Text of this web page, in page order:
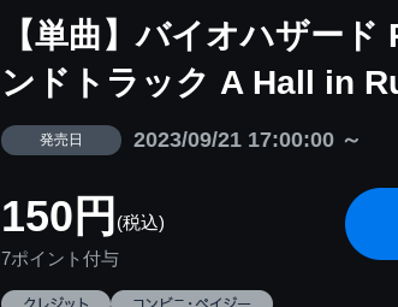
【単曲】バイオハザー
ンドトラック A Hall in
発売日 2023/09/21 17:00:00 ～
150円 (税込)
7ポイント付与